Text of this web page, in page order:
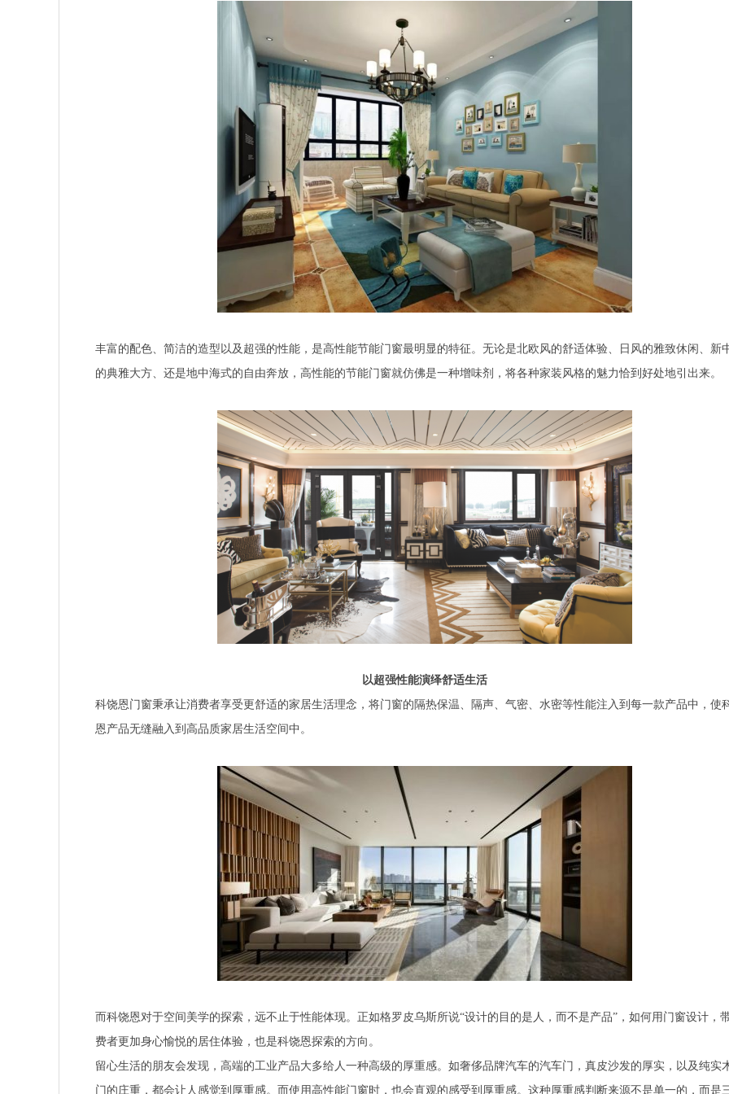
丰富的配色、简洁的造型以及超强的性能，是高性能节能门窗最明显的特征。无论是北欧风的舒适体验、日风的雅致休闲、新
的典雅大方、还是地中海式的自由奔放，高性能的节能门窗就仿佛是一种增味剂，将各种家装风格的魅力恰到好处地引出来。
以超强性能演绎舒适生活
科饶恩门窗秉承让消费者享受更舒适的家居生活理念，将门窗的隔热保温、隔声、气密、水密等性能注入到每一款产品中，使
恩产品无缝融入到高品质家居生活空间中。
而科饶恩对于空间美学的探索，远不止于性能体现。正如格罗皮乌斯所说“设计的目的是人，而不是产品”，如何用门窗设计，
费者更加身心愉悦的居住体验，也是科饶恩探索的方向。
留心生活的朋友会发现，高端的工业产品大多给人一种高级的厚重感。如奢侈品牌汽车的汽车门，真皮沙发的厚实，以及纯实
门的庄重，都会让人感觉到厚重感。而使用高性能门窗时，也会直观的感受到厚重感。这种厚重感判断来源不是单一的，而是